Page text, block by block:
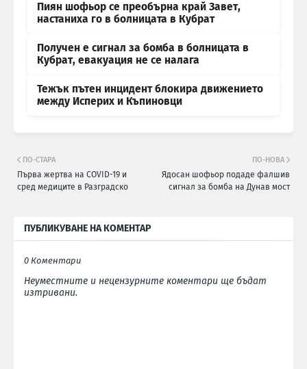
Пиян шофьор се преобърна край Завет,
настаниха го в болницата в Кубрат
Получен е сигнал за бомба в болницата в
Кубрат, евакуация не се налага
Тежък пътен инцидент блокира движението
между Исперих и Къпиновци
ПО-НОВА
Ядосан шофьор подаде фалшив
сигнал за бомба на Дунав мост
ПО-СТАРА
Първа жертва на COVID-19 и
сред медиците в Разградско
ПУБЛИКУВАНЕ НА КОМЕНТАР
0 Коментари
Неуместните и нецензурните коментари ще бъдат
изтривани.